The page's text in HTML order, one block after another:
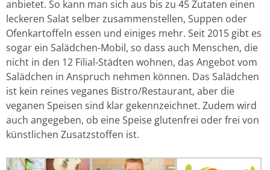
anbietet. So kann man sich aus bis zu 45 Zutaten einen
leckeren Salat selber zusammenstellen, Suppen oder
Ofenkartoffeln essen und einiges mehr. Seit 2015 gibt es
sogar ein Salädchen-Mobil, so dass auch Menschen, die
nicht in den 12 Filial-Städten wohnen, das Angebot vom
Salädchen in Anspruch nehmen können. Das Salädchen
ist kein reines veganes Bistro/Restaurant, aber die
veganen Speisen sind klar gekennzeichnet. Zudem wird
auch angegeben, ob eine Speise glutenfrei oder frei von
künstlichen Zusatzstoffen ist.